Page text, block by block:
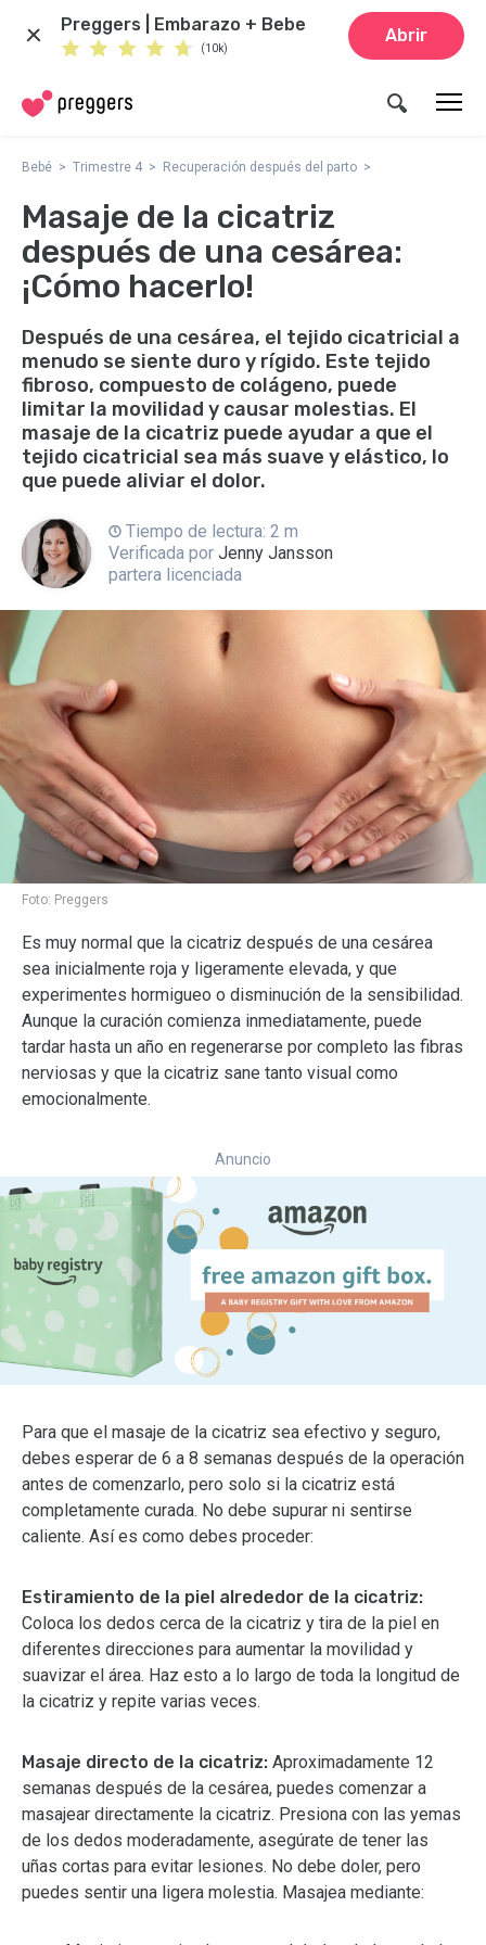
Preggers | Embarazo + Bebe
(10k)
Abrir
Bebé Trimestre 4 Recuperación después del parto
Masaje de la cicatriz
después de una cesárea:
¡Cómo hacerlo!
Después de una cesárea, el tejido cicatricial a
menudo se siente duro y rígido. Este tejido
fibroso, compuesto de colágeno, puede
limitar la movilidad y causar molestias. El
masaje de la cicatriz puede ayudar a que el
tejido cicatricial sea más suave y elástico, lo
que puede aliviar el dolor.
Tiempo de lectura: 2 m
Verificada por Jenny Jansson
partera licenciada
Foto: Preggers
Es muy normal que la cicatriz después de una cesárea
sea inicialmente roja y ligeramente elevada, y que
experimentes hormigueo o disminución de la sensibilidad.
Aunque la curación comienza inmediatamente, puede
tardar hasta un año en regenerarse por completo las fibras
nerviosas y que la cicatriz sane tanto visual como
emocionalmente.
Anuncio
Para que el masaje de la cicatriz sea efectivo y seguro,
debes esperar de 6 a 8 semanas después de la operación
antes de comenzarlo, pero solo si la cicatriz está
completamente curada. No debe supurar ni sentirse
caliente. Así es como debes proceder:
Estiramiento de la piel alrededor de la cicatriz:
Coloca los dedos cerca de la cicatriz y tira de la piel en
diferentes direcciones para aumentar la movilidad y
suavizar el área. Haz esto a lo largo de toda la longitud de
la cicatriz y repite varias veces.
Masaje directo de la cicatriz: Aproximadamente 12
semanas después de la cesárea, puedes comenzar a
masajear directamente la cicatriz. Presiona con las yemas
de los dedos moderadamente, asegúrate de tener las
uñas cortas para evitar lesiones. No debe doler, pero
puedes sentir una ligera molestia. Masajea mediante: